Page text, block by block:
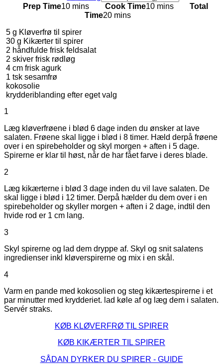
Prep Time10 mins Cook Time10 mins
Total
Time20 mins
5 g Kløverfrø til spirer
30 g Kikærter til spirer
2 håndfulde frisk feldsalat
2 skiver frisk rødløg
4 cm frisk agurk
1 tsk sesamfrø
kokosolie
krydderiblanding efter eget valg
1
Læg kløverfrøene i blød 6 dage inden du ønsker at lave
salaten. Frøene skal ligge i blød i 8 timer. Hæld derpå frøene
over i en spirebeholder og skyl morgen + aften i 5 dage.
Spirerne er klar til høst, når de har fået farve i deres blade.
2
Læg kikærterne i blød 3 dage inden du vil lave salaten. De
skal ligge i blød i 12 timer. Derpå hælder du dem over i en
spirebeholder og skyller morgen + aften i 2 dage, indtil den
hvide rod er 1 cm lang.
3
Skyl spirerne og lad dem dryppe af. Skyl og snit salatens
ingredienser inkl kløverspirerne og mix i en skål.
4
Varm en pande med kokosolien og steg kikærtespirerne i et
par minutter med krydderiet. lad køle af og læg dem i salaten.
Servér straks.
KØB KLØVERFRØ TIL SPIRER
KØB KIKÆRTER TIL SPIRER
SÅDAN DYRKER DU SPIRER - GUIDE